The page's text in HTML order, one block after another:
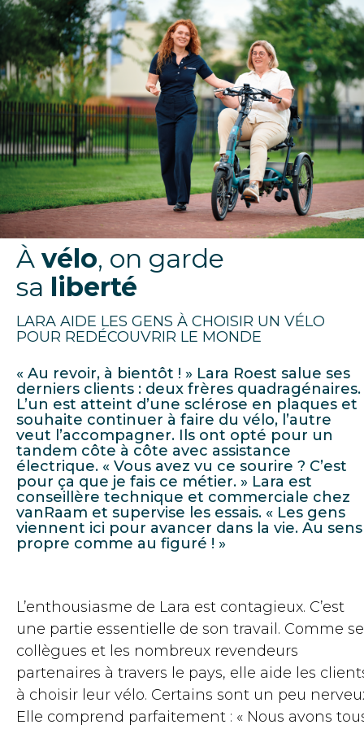
À vélo, on garde
sa liberté
LARA AIDE LES GENS À CHOISIR UN VÉLO
POUR REDÉCOUVRIR LE MONDE
« Au revoir, à bientôt ! » Lara Roest salue ses
derniers clients : deux frères quadragénaires.
L’un est atteint d’une sclérose en plaques et
souhaite continuer à faire du vélo, l’autre
veut l’accompagner. Ils ont opté pour un
tandem côte à côte avec assistance
électrique. « Vous avez vu ce sourire ? C’est
pour ça que je fais ce métier. » Lara est
conseillère technique et commerciale chez
vanRaam et supervise les essais. « Les gens
viennent ici pour avancer dans la vie. Au sens
propre comme au figuré ! »
L’enthousiasme de Lara est contagieux. C’est
une partie essentielle de son travail. Comme
collègues et les nombreux revendeurs
partenaires à travers le pays, elle aide les
à choisir leur vélo. Certains sont un peu
Elle comprend parfaitement : « Nous avons